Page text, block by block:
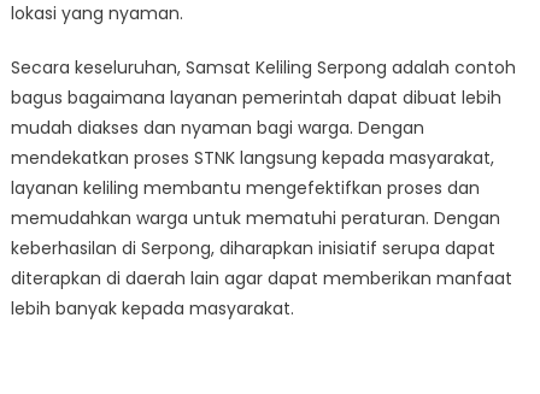
lokasi yang nyaman.
Secara keseluruhan, Samsat Keliling Serpong adalah contoh
bagus bagaimana layanan pemerintah dapat dibuat lebih
mudah diakses dan nyaman bagi warga. Dengan
mendekatkan proses STNK langsung kepada masyarakat,
layanan keliling membantu mengefektifkan proses dan
memudahkan warga untuk mematuhi peraturan. Dengan
keberhasilan di Serpong, diharapkan inisiatif serupa dapat
diterapkan di daerah lain agar dapat memberikan manfaat
lebih banyak kepada masyarakat.